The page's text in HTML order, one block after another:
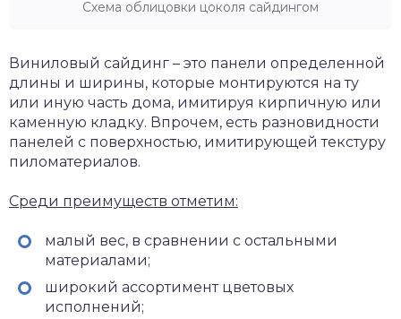
Схема облицовки цоколя сайдингом
Виниловый сайдинг – это панели определенной
длины и ширины, которые монтируются на ту
или иную часть дома, имитируя кирпичную или
каменную кладку. Впрочем, есть разновидности
панелей с поверхностью, имитирующей текстуру
пиломатериалов.
Среди преимуществ отметим:
малый вес, в сравнении с остальными
материалами;
широкий ассортимент цветовых
исполнений;